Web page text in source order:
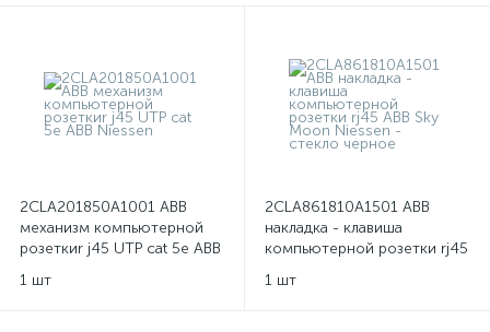
2CLA201850A1001 ABB
механизм компьютерной
розеткиr j45 UTP cat 5e ABB
1 шт
2CLA861810A1501 ABB
накладка - клавиша
компьютерной розетки rj45
стекло черное
1 шт